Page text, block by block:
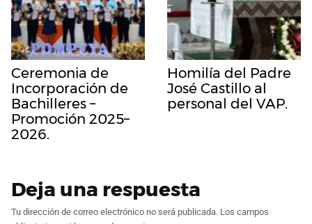
Ceremonia de
Incorporación de
Bachilleres –
Promoción 2025–
2026.
Homilía del Padre
José Castillo al
personal del VAP.
Deja una respuesta
Tu dirección de correo electrónico no será publicada. Los campos